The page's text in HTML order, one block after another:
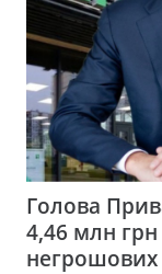
Голова
4,46 млн грн
негрошових